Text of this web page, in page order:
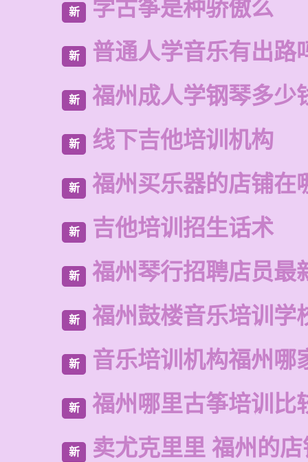
新 学古筝是种骄傲么
新 普通人学音乐有出路
新 福州成人学钢琴多少
新 线下吉他培训机构
新 福州买乐器的店铺在
新 吉他培训招生话术
新 福州琴行招聘店员最
新 福州鼓楼音乐培训学
新 音乐培训机构福州哪
新 福州哪里古筝培训比
新 卖尤克里里 福州的